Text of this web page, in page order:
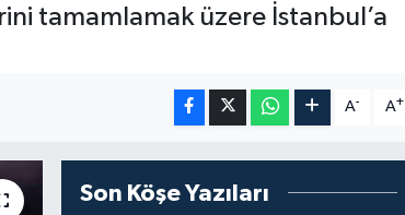
tamamlamak üzere İstanbul’a
A- A+
Son Köşe Yazıları